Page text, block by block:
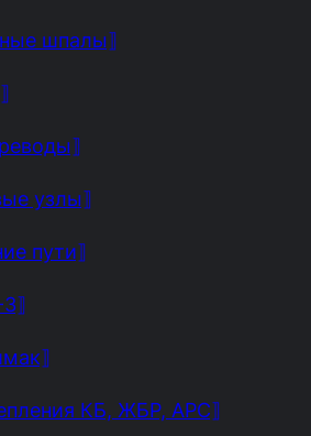
шпалы⟧
узлы⟧
пути⟧
КБ, ЖБР, АРС⟧